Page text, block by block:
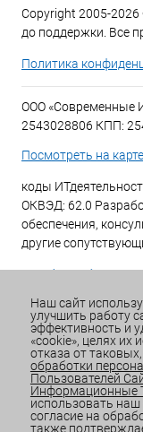
Copyright 2005-2026
до поддержки. Все
Политика
ООО «Современные
2543028806 КПП:
Посмотреть на карте
коды
ОКВЭД: 62.0
обеспечения,
другие
Email:
График работы Пн-
Наш сайт
улучшить работу
эффективность и
«cookie», целях их
отказа от
обработки
Пользователей
Информационные
использовать
согласие на
также